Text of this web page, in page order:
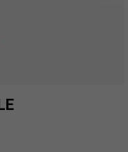
et trouvez la pièce qui